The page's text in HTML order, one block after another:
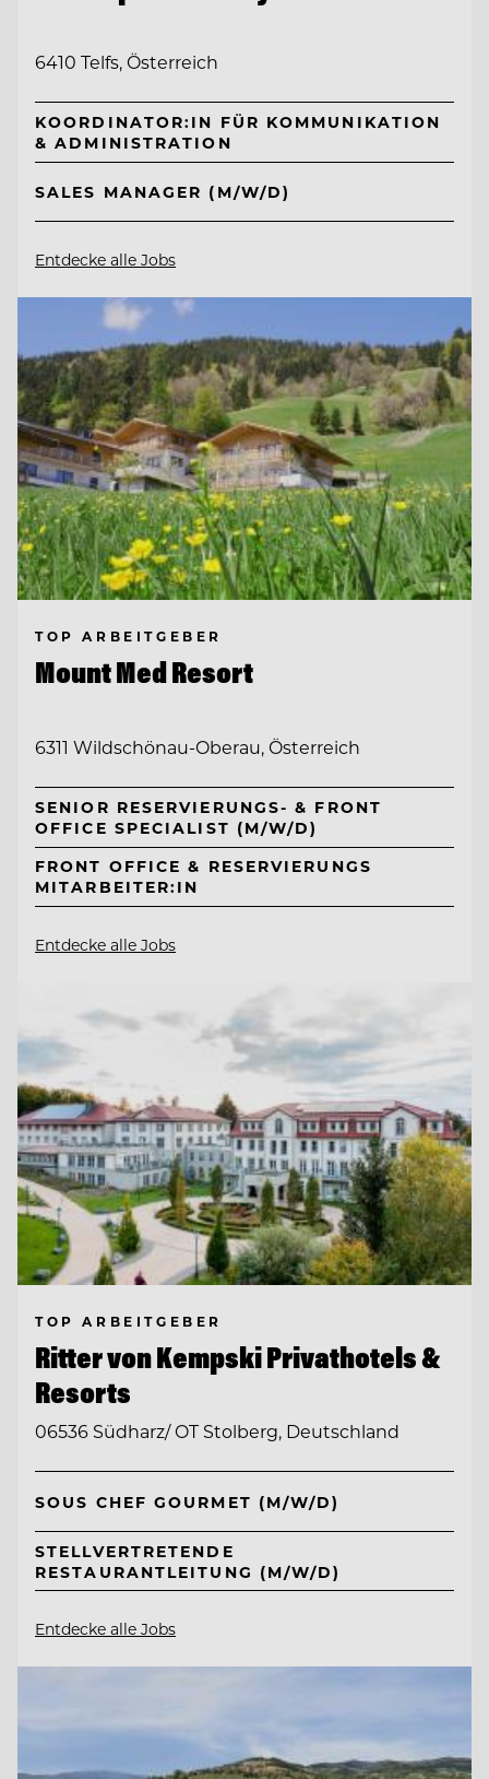
6410 Telfs, Österreich
KOORDINATOR:IN FÜR KOMMUNIKATION
& ADMINISTRATION
SALES MANAGER (M/W/D)
Entdecke alle Jobs
TOP ARBEITGEBER
Mount Med Resort
6311 Wildschönau-Oberau, Österreich
SENIOR RESERVIERUNGS- & FRONT
OFFICE SPECIALIST (M/W/D)
FRONT OFFICE & RESERVIERUNGS
MITARBEITER:IN
Entdecke alle Jobs
TOP ARBEITGEBER
Ritter von Kempski Privathotels &
Resorts
06536 Südharz/ OT Stolberg, Deutschland
SOUS CHEF GOURMET (M/W/D)
STELLVERTRETENDE
RESTAURANTLEITUNG (M/W/D)
Entdecke alle Jobs